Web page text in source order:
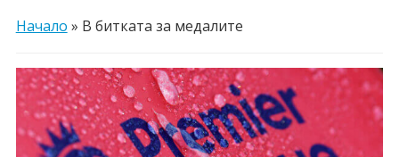
Начало » В битката за медалите